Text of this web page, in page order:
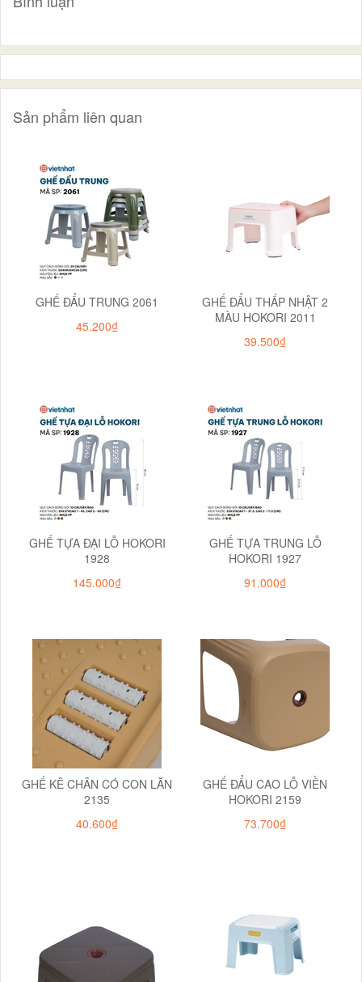
Sản phẩm liên quan
GHẾ ĐẨU TRUNG 2061
45.200₫
GHẾ ĐẨU THẤP NHẬT 2
MÀU HOKORI 2011
39.500₫
GHẾ TỰA ĐẠI LỖ HOKORI
1928
145.000₫
GHẾ TỰA TRUNG LỖ
HOKORI 1927
91.000₫
GHẾ KÊ CHÂN CÓ CON LĂN
2135
40.600₫
GHẾ ĐẨU CAO LỖ VIỀN
HOKORI 2159
73.700₫